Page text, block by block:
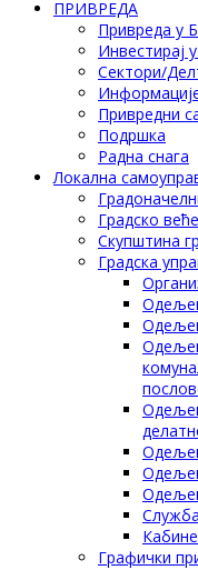
ПРИВРЕДА
Привреда у
Инвестирај
Сектори/
Привредни
Подршка
Радна снага
Локална
Градско веће
Скупштина
Градска
Графички